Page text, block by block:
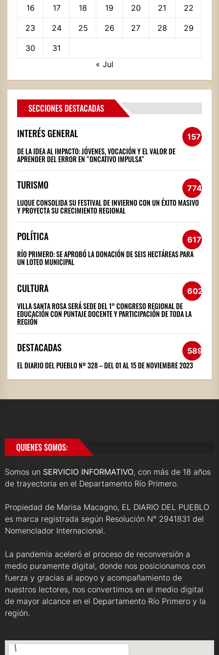
16 17 18 19 20 21 22
23 24 25 26 27 28 29
30
31
« Jul
SECCIONES DESTACADAS
INTERÉS GENERAL 1572
DE LA IDEA AL IMPACTO: JÓVENES, VOCACIÓN Y EL VALOR DE
APRENDER DEL ERROR EN “ONCATIVO IMPULSA”
TURISMO 774
LUQUE CONSOLIDA SU FESTIVAL DE INVIERNO CON UN ÉXITO MASIVO
Y PROYECTA SU CRECIMIENTO REGIONAL
POLÍTICA 617
RÍO PRIMERO: SE APROBÓ LA DONACIÓN DE SEIS HECTÁREAS PARA
UN LOTEO MUNICIPAL
CULTURA 602
VILLA SANTA ROSA SERÁ SEDE DEL 1° CONGRESO REGIONAL DE
EDUCACIÓN CON PUNTAJE DOCENTE Y PARTICIPACIÓN DE TODA LA
REGIÓN
DESTACADAS 589
EL DIARIO DEL PUEBLO Nº 328 – DEL 01 AL 15 DE NOVIEMBRE 2023
QUIENES SOMOS:
Somos un SERVICIO INFORMATIVO, con más de 18 años
de trayectoria en el Departamento Río Primero.
Propiedad de Marisa Macagno, EL DIARIO DEL PUEBLO
es marca registrada según Resolución N° 2941831 del
Nomenclador Internacional.
La pandemia aceleró el proceso de reconversión a
medio puramente digital, donde nos posicionamos con
fuerza y gracias al apoyo y acompañamiento de
nuestros lectores, nos convertimos en el medio digital
de mayor alcance en el Departamento Río Primero y la
región.